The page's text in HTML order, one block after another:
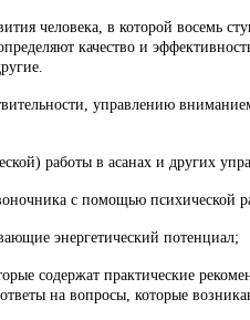
человека, в которой восемь
качество и
управлению
работы в асанах и других
с помощью психической
энергетический потенциал;
содержат практические
на вопросы, которые